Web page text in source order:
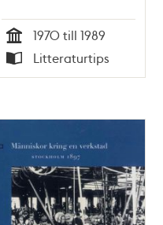
Tid
1970 till 1989
Typ
Litteraturtips